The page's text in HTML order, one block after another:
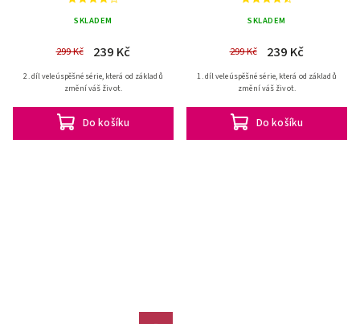
SKLADEM
299 Kč 239 Kč
Do košíku
2. díl veleúspěšné série, která od základů
změní váš život.
SKLADEM
299 Kč 239 Kč
Do košíku
1. díl veleúspěšné série, která od základů
změní váš život.